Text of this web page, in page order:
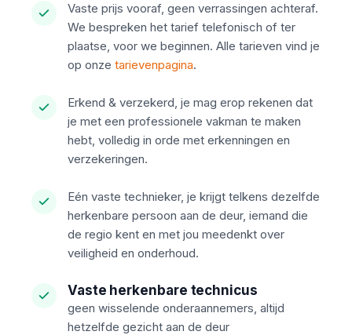
Vaste prijs vooraf, geen verrassingen achteraf.
We bespreken het tarief telefonisch of ter
plaatse, voor we beginnen. Alle tarieven vind je
op onze tarievenpagina.
Erkend & verzekerd, je mag erop rekenen dat
je met een professionele vakman te maken
hebt, volledig in orde met erkenningen en
verzekeringen.
Eén vaste technieker, je krijgt telkens dezelfde
herkenbare persoon aan de deur, iemand die
de regio kent en met jou meedenkt over
veiligheid en onderhoud.
Vaste herkenbare technicus
geen wisselende onderaannemers, altijd
hetzelfde gezicht aan de deur